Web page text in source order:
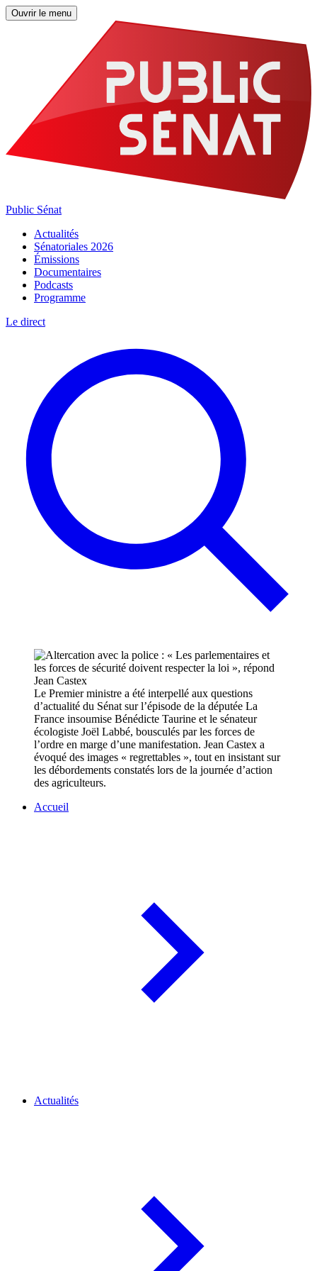
Ouvrir le menu
Public Sénat
Actualités
Sénatoriales 2026
Émissions
Documentaires
Podcasts
Programme
Le direct
Le Premier ministre a été interpellé aux questions
d’actualité du Sénat sur l’épisode de la députée La
France insoumise Bénédicte Taurine et le sénateur
écologiste Joël Labbé, bousculés par les forces de
l’ordre en marge d’une manifestation. Jean Castex a
évoqué des images « regrettables », tout en insistant sur
les débordements constatés lors de la journée d’action
des agriculteurs.
Accueil
Actualités